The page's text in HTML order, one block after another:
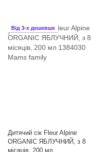
Від 3-х дешевше
Дитячий сік Fleur Alpine
ORGANIC ЯБЛУЧНИЙ, з 8
місяців, 200 мл